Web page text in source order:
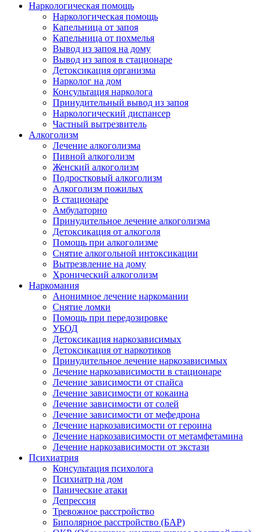
Наркологическая помощь
Наркологическая помощь
Капельница от запоя
Капельница от похмелья
Вывод из запоя на дому
Вывод из запоя в стационаре
Детоксикация организма
Нарколог на дом
Консультация нарколога
Принудительный вывод из запоя
Наркологический диспансер
Частный вытрезвитель
Алкоголизм
Лечение алкоголизма
Пивной алкоголизм
Женский алкоголизм
Подростковый алкоголизм
Алкоголизм пожилых
В стационаре
Амбулаторно
Принудительное лечение алкоголизма
Детоксикация от алкоголя
Помощь при алкоголизме
Снятие алкогольной интоксикации
Вытрезвление на дому
Хронический алкоголизм
Наркомания
Анонимное лечение наркомании
Снятие ломки
Помощь при передозировке
УБОД
Детоксикация наркозависимых
Детоксикация от наркотиков
Принудительное лечение наркозависимых
Лечение наркозависимости в стационаре
Лечение зависимости от спайса
Лечение зависимости от кокаина
Лечение зависимости от солей
Лечение зависимости от мефедрона
Лечение наркозависимости от героина
Лечение наркозависимости от метамфетамина
Лечение наркозависимости от экстази
Психиатрия
Консультация психолога
Психиатр на дом
Панические атаки
Депрессия
Тревожное расстройство
Биполярное расстройство (БАР)